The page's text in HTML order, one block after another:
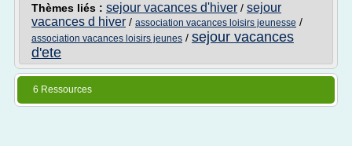
Thèmes liés : sejour vacances d'hiver / sejour
vacances d hiver / association vacances loisirs jeunesse /
association vacances loisirs jeunes / sejour vacances
d'ete
6 Ressources